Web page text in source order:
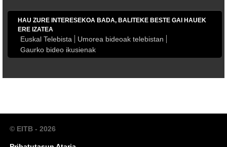
HAU ZURE INTERESEKOA BADA, BALITEKE BESTE GAI HAUEK
ERE IZATEA
Euskal Telebista
Umorea bideoak telebistan
Gaurko bideo ikusienak
© EITB - 2026